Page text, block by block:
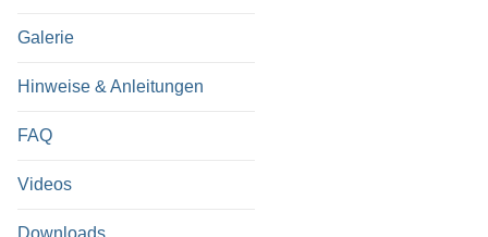
Galerie
Hinweise & Anleitungen
FAQ
Videos